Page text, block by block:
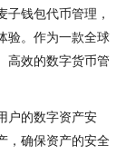
钱包代币管理，
验。作为一款全球
高效的数字货币管
户的数字资产安
，确保资产的安全